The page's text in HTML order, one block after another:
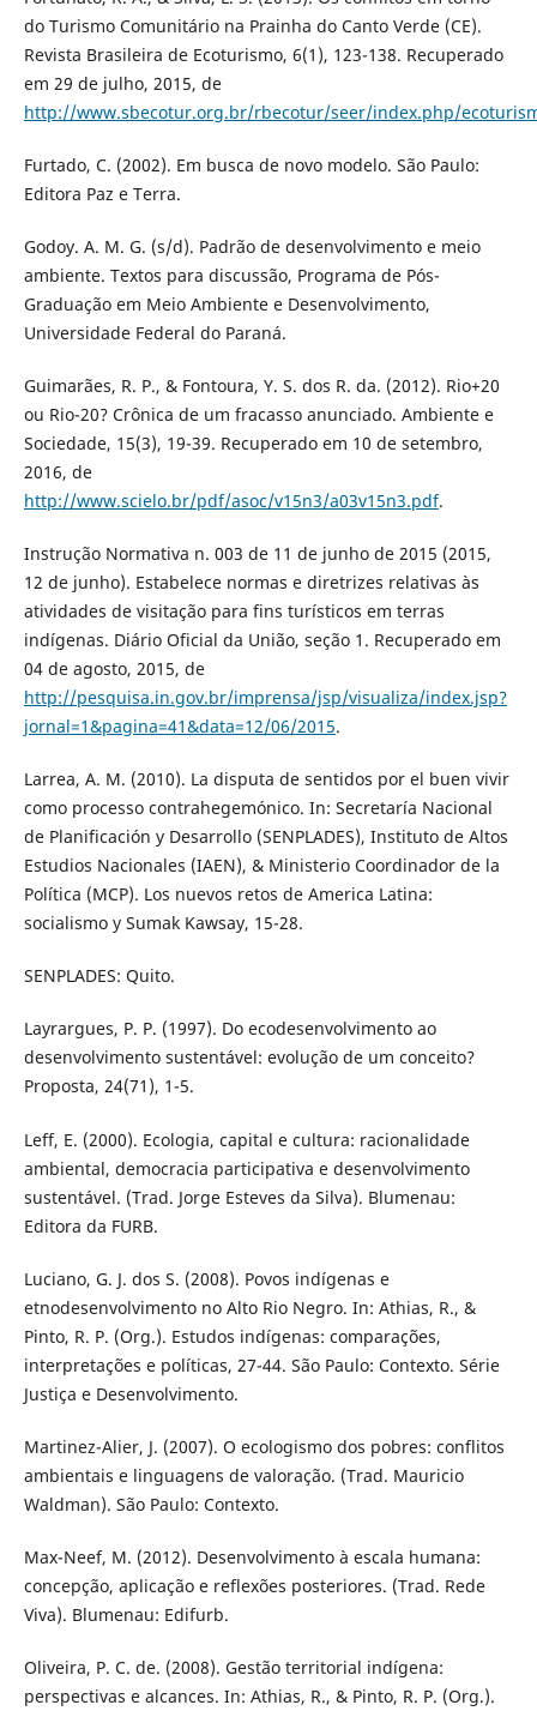
do Turismo Comunitário na Prainha do Canto Verde (CE).
Revista Brasileira de Ecoturismo, 6(1), 123-138. Recuperado
em 29 de julho, 2015, de
http://www.sbecotur.org.br/rbecotur/seer/index.php/
Furtado, C. (2002). Em busca de novo modelo. São Paulo:
Editora Paz e Terra.
Godoy. A. M. G. (s/d). Padrão de desenvolvimento e meio
ambiente. Textos para discussão, Programa de Pós-
Graduação em Meio Ambiente e Desenvolvimento,
Universidade Federal do Paraná.
Guimarães, R. P., & Fontoura, Y. S. dos R. da. (2012). Rio+20
ou Rio-20? Crônica de um fracasso anunciado. Ambiente e
Sociedade, 15(3), 19-39. Recuperado em 10 de setembro,
2016, de
http://www.scielo.br/pdf/asoc/v15n3/a03v15n3.pdf.
Instrução Normativa n. 003 de 11 de junho de 2015 (2015,
12 de junho). Estabelece normas e diretrizes relativas às
atividades de visitação para fins turísticos em terras
indígenas. Diário Oficial da União, seção 1. Recuperado em
04 de agosto, 2015, de
http://pesquisa.in.gov.br/imprensa/jsp/visualiza/index.jsp?
jornal=1&pagina=41&data=12/06/2015.
Larrea, A. M. (2010). La disputa de sentidos por el buen vivir
como processo contrahegemónico. In: Secretaría Nacional
de Planificación y Desarrollo (SENPLADES), Instituto de Altos
Estudios Nacionales (IAEN), & Ministerio Coordinador de la
Política (MCP). Los nuevos retos de America Latina:
socialismo y Sumak Kawsay, 15-28.
SENPLADES: Quito.
Layrargues, P. P. (1997). Do ecodesenvolvimento ao
desenvolvimento sustentável: evolução de um conceito?
Proposta, 24(71), 1-5.
Leff, E. (2000). Ecologia, capital e cultura: racionalidade
ambiental, democracia participativa e desenvolvimento
sustentável. (Trad. Jorge Esteves da Silva). Blumenau:
Editora da FURB.
Luciano, G. J. dos S. (2008). Povos indígenas e
etnodesenvolvimento no Alto Rio Negro. In: Athias, R., &
Pinto, R. P. (Org.). Estudos indígenas: comparações,
interpretações e políticas, 27-44. São Paulo: Contexto. Série
Justiça e Desenvolvimento.
Martinez-Alier, J. (2007). O ecologismo dos pobres: conflitos
ambientais e linguagens de valoração. (Trad. Mauricio
Waldman). São Paulo: Contexto.
Max-Neef, M. (2012). Desenvolvimento à escala humana:
concepção, aplicação e reflexões posteriores. (Trad. Rede
Viva). Blumenau: Edifurb.
Oliveira, P. C. de. (2008). Gestão territorial indígena:
perspectivas e alcances. In: Athias, R., & Pinto, R. P. (Org.).